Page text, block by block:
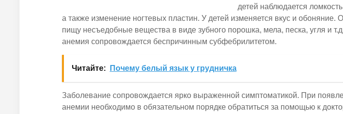
детей наблюдается
а также изменение ногтевых пластин. У детей изменяется вкус и обоняние.
пищу несъедобные вещества в виде зубного порошка, мела, песка, угля и
анемия сопровождается беспричинным субфебрилитетом.
Читайте: Почему белый язык у грудничка
Заболевание сопровождается ярко выраженной симптоматикой. При
анемии необходимо в обязательном порядке обратиться за помощью к